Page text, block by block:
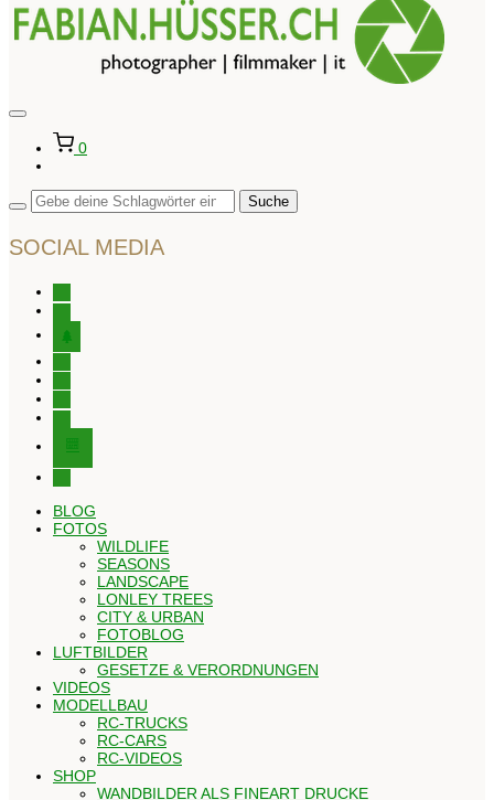
Seitenleiste
Navigation
umschalten
0
SOCIAL MEDIA
facebook
tree
x
pinterest
editor-
kitchensink
BLOG
FOTOS
WILDLIFE
SEASONS
LANDSCAPE
LONLEY TREES
CITY & URBAN
FOTOBLOG
LUFTBILDER
GESETZE & VERORDNUNGEN
VIDEOS
MODELLBAU
RC-TRUCKS
RC-CARS
RC-VIDEOS
SHOP
WANDBILDER ALS FINEART DRUCKE